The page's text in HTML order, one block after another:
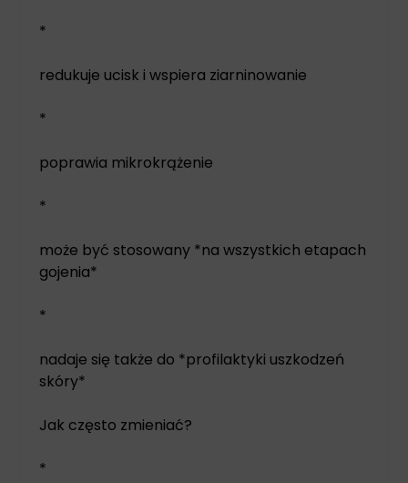
*
redukuje ucisk i wspiera ziarninowanie
*
poprawia mikrokrążenie
*
może być stosowany *na wszystkich etapach
gojenia*
*
nadaje się także do *profilaktyki uszkodzeń
skóry*
Jak często zmieniać?
*